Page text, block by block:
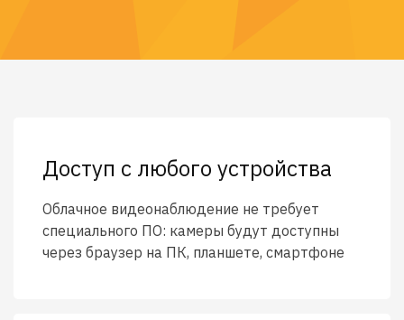
Доступ с любого устройства
Облачное видеонаблюдение не требует
специального ПО: камеры будут доступны
через браузер на ПК, планшете, смартфоне